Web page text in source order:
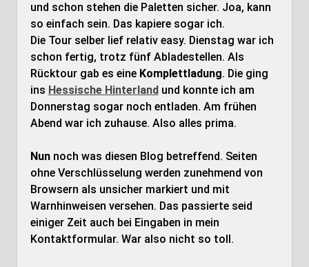
und schon stehen die Paletten sicher. Joa, kann
so einfach sein. Das kapiere sogar ich.
Die Tour selber lief relativ easy. Dienstag war ich
schon fertig, trotz fünf Abladestellen. Als
Rücktour gab es eine Komplettladung. Die ging
ins Hessische Hinterlandund konnte ich am
Donnerstag sogar noch entladen. Am frühen
Abend war ich zuhause. Also alles prima.
Nunnoch was diesen Blog betreffend. Seiten
ohne Verschlüsselung werden zunehmend von
Browsern als unsicher markiert und mit
Warnhinweisen versehen. Das passierte seid
einiger Zeit auch bei Eingaben in mein
Kontaktformular. War also nicht so toll.